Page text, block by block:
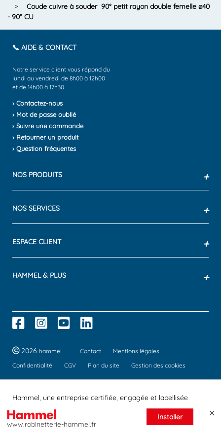
>
Coude cuivre à souder 90° petit rayon double femelle ø40
- 90° CU
📞 AIDE & CONTACT
Notre service client vous répond du
lundi au vendredi de 8h00 à 12h00
et de 14h00 à 17h30
› Contactez-nous
› Mot de passe oublié
› Suivre une commande
› Retourner un produit
› Question fréquentes
NOS PRODUITS +
NOS SERVICES +
ESPACE CLIENT +
HAMMEL & PLUS +
2026 hammel Contact
Mentions légales
Confidentialité
CGV Plan du site Gestion des cookies
Hammel, une entreprise certifiée, engagée et labellisée
Installer
www.robinetterie-hammel.fr